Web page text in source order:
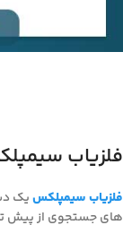
فلزیاب
فلزیاب سیمپلکسیک
های جستجوی از پیش